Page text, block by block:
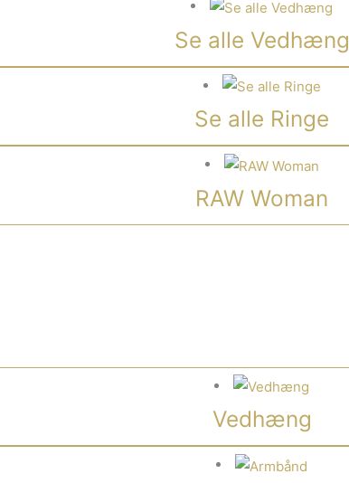
Se alle Vedhæng
Se alle Ringe
RAW Woman
Vedhæng